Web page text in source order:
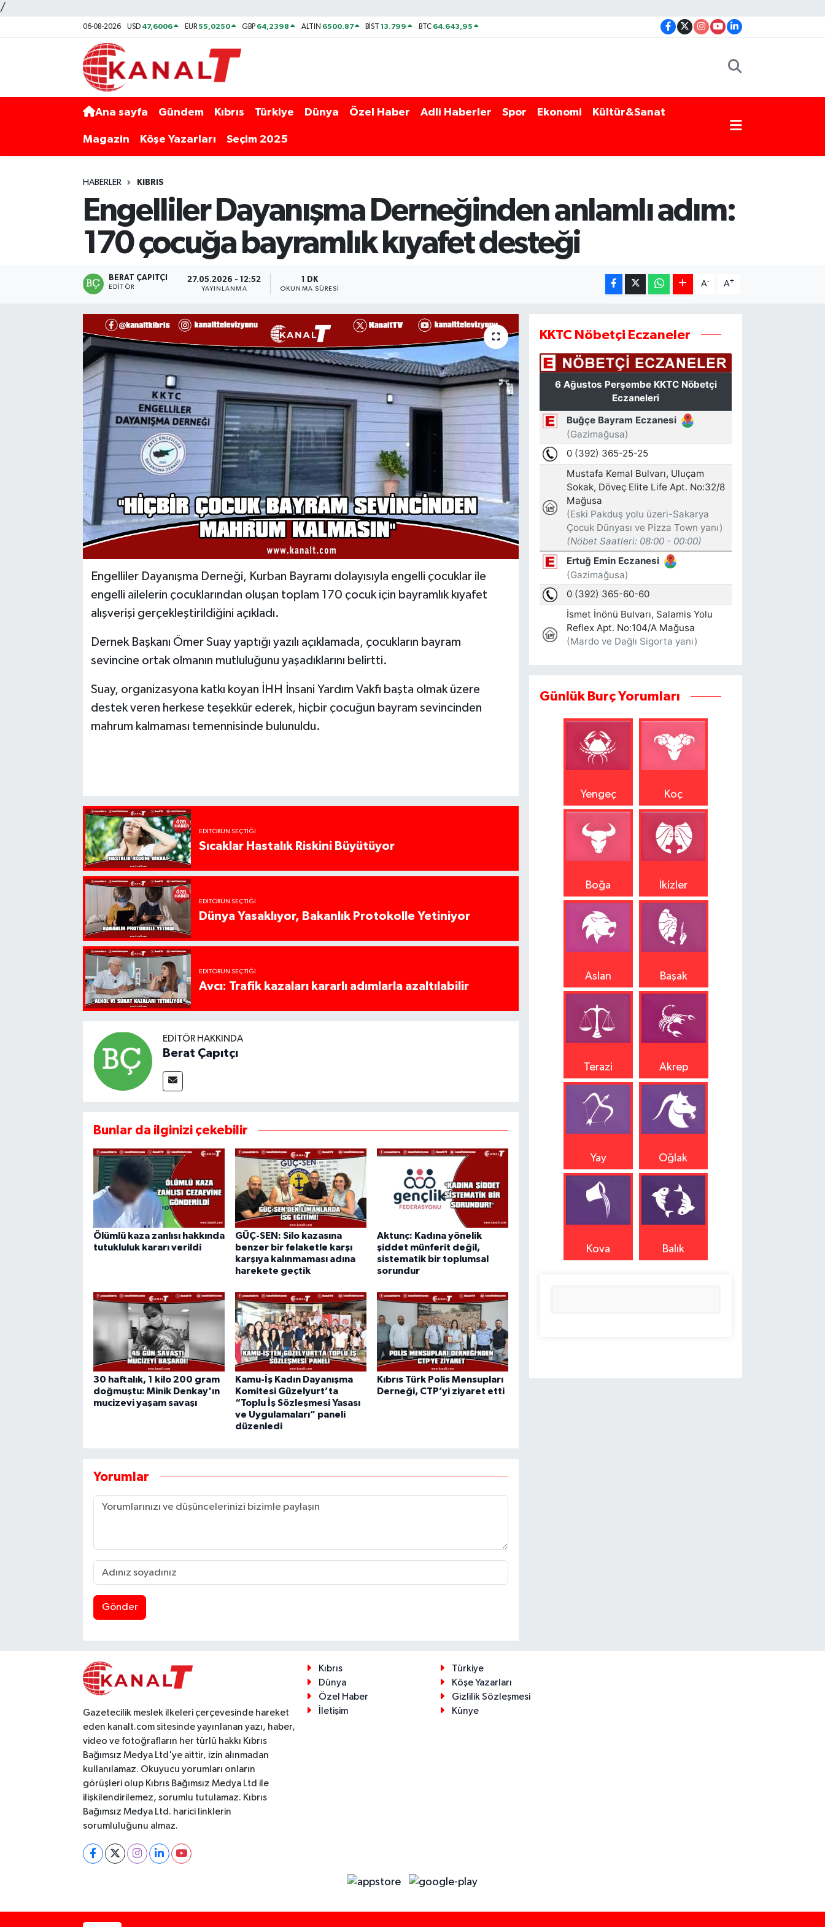
/
06-08-2026 USD 47,6006 EUR55,0250 GBP 64,2398 ALTIN 6500.87 BİST13.799 BTC 64.643,95
Ana sayfa Gündem Kıbrıs Türkiye Dünya Özel Haber Adli Haberler Spor Ekonomi Kültür&Sanat
Magazin Köşe Yazarları Seçim 2025
HABERLER KIBRIS
Engelliler Dayanışma Derneğinden anlamlı adım:
170 çocuğa bayramlık kıyafet desteği
BERAT ÇAPITÇI
EDITÖR
27.05.2026 - 12:52
YAYINLANMA
1 DK
OKUNMA SÜRESI
A- A+
Engelliler Dayanışma Derneği, Kurban Bayramı dolayısıyla engelli çocuklar ile
engelli ailelerin çocuklarından oluşan toplam 170 çocuk için bayramlık kıyafet
alışverişi gerçekleştirildiğini açıkladı.
Dernek Başkanı Ömer Suay yaptığı yazılı açıklamada, çocukların bayram
sevincine ortak olmanın mutluluğunu yaşadıklarını belirtti.
Suay, organizasyona katkı koyan İHH İnsani Yardım Vakfı başta olmak üzere
destek veren herkese teşekkür ederek, hiçbir çocuğun bayram sevincinden
mahrum kalmaması temennisinde bulunuldu.
EDITÖRÜN SEÇTIĞI
Sıcaklar Hastalık Riskini Büyütüyor
EDITÖRÜN SEÇTIĞI
Dünya Yasaklıyor, Bakanlık Protokolle Yetiniyor
EDITÖRÜN SEÇTIĞI
Avcı: Trafik kazaları kararlı adımlarla azaltılabilir
EDITÖR HAKKINDA
Berat Çapıtçı
Bunlar da ilginizi çekebilir
Ölümlü kaza zanlısı hakkında
tutukluluk kararı verildi
GÜÇ-SEN: Silo kazasına
benzer bir felaketle karşı
karşıya kalınmaması adına
harekete geçtik
Aktunç: Kadına yönelik
şiddet münferit değil,
sistematik bir toplumsal
sorundur
30 haftalık, 1 kilo 200 gram
doğmuştu: Minik Denkay'ın
mucizevi yaşam savaşı
Kamu-İş Kadın Dayanışma
Komitesi Güzelyurt’ta
“Toplu İş Sözleşmesi Yasası
ve Uygulamaları” paneli
düzenledi
Kıbrıs Türk Polis Mensupları
Derneği, CTP’yi ziyaret etti
Yorumlar
Gönder
KKTC Nöbetçi Eczaneler
Günlük Burç Yorumları
Yengeç Koç
Boğa İkizler
Aslan Başak
Terazi Akrep
Yay Oğlak
Kova Balık
Gazetecilik meslek ilkeleri çerçevesinde hareket
eden kanalt.com sitesinde yayınlanan yazı, haber,
video ve fotoğrafların her türlü hakkı Kıbrıs
Bağımsız Medya Ltd'ye aittir, izin alınmadan
kullanılamaz. Okuyucu yorumları onların
görüşleri olup Kıbrıs Bağımsız Medya Ltd ile
ilişkilendirilemez, sorumlu tutulamaz. Kıbrıs
Bağımsız Medya Ltd. harici linklerin
sorumluluğunu almaz.
Kıbrıs
Türkiye
Dünya
Köşe Yazarları
Özel Haber
Gizlilik Sözleşmesi
İletişim
Künye